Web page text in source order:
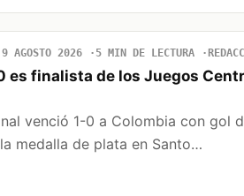
9 AGOSTO 2026 5 MIN DE LECTURA
finalista de los Juegos
venció 1-0 a Colombia con gol
medalla de plata en Santo…